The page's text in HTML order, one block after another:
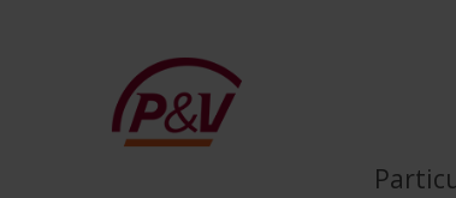
Quelques points